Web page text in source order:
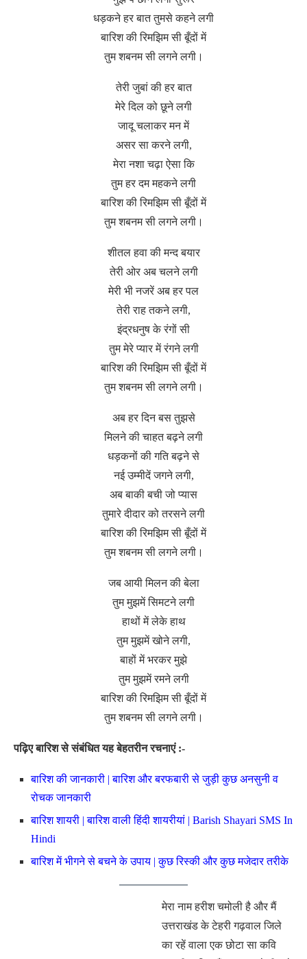
धड़कने हर बात तुमसे कहने लगी
बारिश की रिमझिम सी बूँदों में
तुम शबनम सी लगने लगी।
तेरी जुबां की हर बात
मेरे दिल को छूने लगी
जादू चलाकर मन में
असर सा करने लगी,
मेरा नशा चढ़ा ऐसा कि
तुम हर दम महकने लगी
बारिश की रिमझिम सी बूँदों में
तुम शबनम सी लगने लगी।
शीतल हवा की मन्द बयार
तेरी ओर अब चलने लगी
मेरी भी नजरें अब हर पल
तेरी राह तकने लगी,
इंद्रधनुष के रंगों सी
तुम मेरे प्यार में रंगने लगी
बारिश की रिमझिम सी बूँदों में
तुम शबनम सी लगने लगी।
अब हर दिन बस तुझसे
मिलने की चाहत बढ़ने लगी
धड़कनों की गति बढ़ने से
नई उम्मीदें जगने लगी,
अब बाकी बची जो प्यास
तुमारे दीदार को तरसने लगी
बारिश की रिमझिम सी बूँदों में
तुम शबनम सी लगने लगी।
जब आयी मिलन की बेला
तुम मुझमें सिमटने लगी
हाथों में लेके हाथ
तुम मुझमें खोने लगी,
बाहों में भरकर मुझे
तुम मुझमें रमने लगी
बारिश की रिमझिम सी बूँदों में
तुम शबनम सी लगने लगी।
पढ़िए बारिश से संबंधित यह बेहतरीन रचनाएं :-
बारिश की जानकारी | बारिश और बरफबारी से जुड़ी कुछ अनसुनी व
रोचक जानकारी
बारिश शायरी | बारिश वाली हिंदी शायरीयां | Barish Shayari SMS In
Hindi
बारिश में भीगने से बचने के उपाय | कुछ रिस्की और कुछ मजेदार तरीके
मेरा नाम हरीश चमोली है और मैं
उत्तराखंड के टेहरी गढ़वाल जिले
का रहें वाला एक छोटा सा कवि